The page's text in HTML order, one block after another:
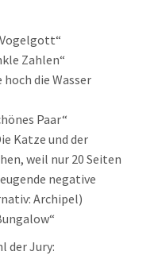
Vogelgott“
Zahlen“
hoch die Wasser
Paar“
Katze und der
weil nur 20 Seiten
negative
Archipel)
der Jury: